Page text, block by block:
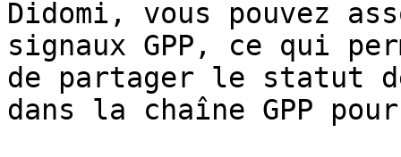
Didomi, vous pouvez
signaux GPP, ce qui
de partager le statut
dans la chaîne GPP